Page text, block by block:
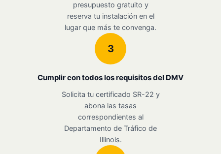
presupuesto gratuito y
reserva tu instalación en el
lugar que más te convenga.
3
Cumplir con todos los requisitos del DMV
Solicita tu certificado SR-22 y
abona las tasas
correspondientes al
Departamento de Tráfico de
Illinois.